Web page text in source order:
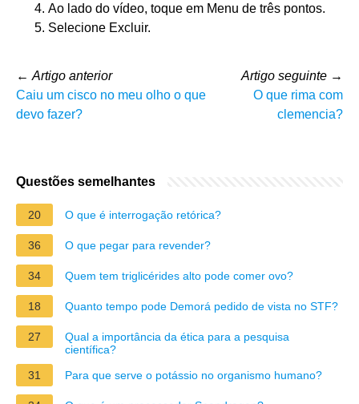
Ao lado do vídeo, toque em Menu de três pontos.
Selecione Excluir.
← Artigo anterior
Caiu um cisco no meu olho o que
devo fazer?
Artigo seguinte →
O que rima com
clemencia?
Questões semelhantes
20 O que é interrogação retórica?
36 O que pegar para revender?
34 Quem tem triglicérides alto pode comer ovo?
18 Quanto tempo pode Demorá pedido de vista no STF?
27
Qual a importância da ética para a pesquisa
científica?
31
Para que serve o potássio no organismo humano?